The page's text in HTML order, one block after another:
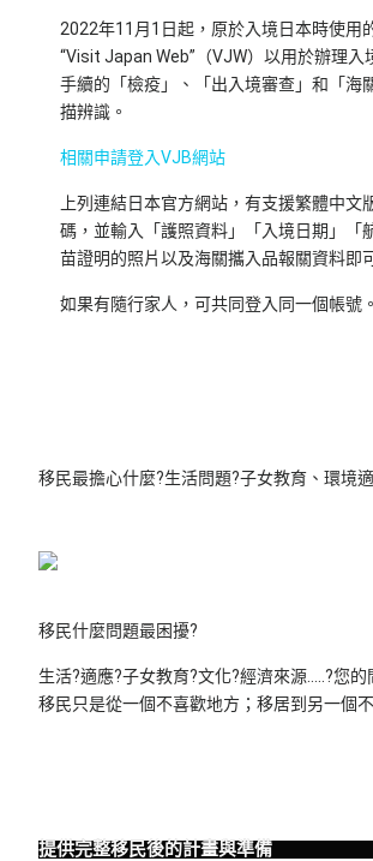
2022年11月1日起，原於入境日本時使用
“Visit Japan Web”（VJW）以用於辦理
手續的「檢疫」、「出入境審查」和「海
描辨識。
相關申請登入VJB網站
上列連結日本官方網站，有支援繁體中
碼，並輸入「護照資料」「入境日期」「
苗證明的照片以及海關攜入品報關資料即
如果有隨行家人，可共同登入同一個帳號。
移民最擔心什麼?生活問題?子女教育、環境
移民什麼問題最困擾?
生活?適應?子女教育?文化?經濟來源…..?您
移民只是從一個不喜歡地方；移居到另一個
提供完整移民後的計畫與準備